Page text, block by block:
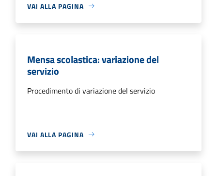
VAI ALLA PAGINA
Mensa scolastica: variazione del
servizio
Procedimento di variazione del servizio
VAI ALLA PAGINA